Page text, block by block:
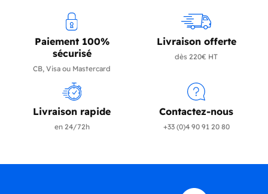
Paiement 100%
sécurisé
CB, Visa ou Mastercard
Livraison offerte
dès 220€ HT
Livraison rapide
en 24/72h
Contactez-nous
+33 (0)4 90 91 20 80